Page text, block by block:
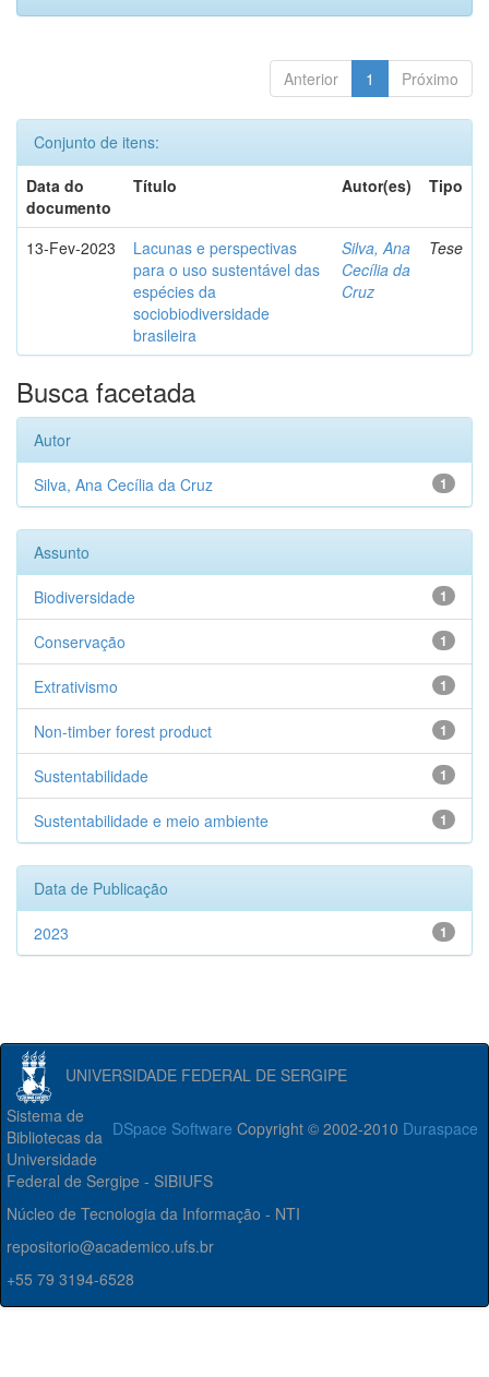
Anterior 1 Próximo
Conjunto de itens:
Data do
documento
Título Autor(es) Tipo
13-Fev-2023
Lacunas e perspectivas
para o uso sustentável das
espécies da
sociobiodiversidade
brasileira
Silva, Ana
Cecília da
Cruz
Tese
Busca facetada
Autor
1
Silva, Ana Cecília da Cruz
Assunto
1
Biodiversidade
1
Conservação
1
Extrativismo
1
Non-timber forest product
1
Sustentabilidade
1
Sustentabilidade e meio ambiente
Data de Publicação
1
2023
UNIVERSIDADE FEDERAL DE SERGIPE
DSpace Software Copyright © 2002-2010 Duraspace
Sistema de
Bibliotecas da
Universidade
Federal de Sergipe - SIBIUFS
Núcleo de Tecnologia da Informação - NTI
repositorio@academico.ufs.br
+55 79 3194-6528